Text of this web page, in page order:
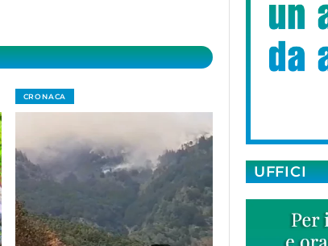
CRONACA
UFFICI